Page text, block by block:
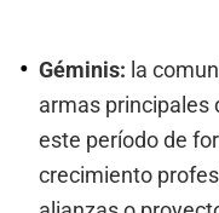
Géminis: la
armas principales
este período de
crecimiento